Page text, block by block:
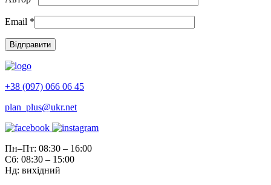
Email *
+38 (097) 066 06 45
plan_plus@ukr.net
Пн–Пт: 08:30 – 16:00
Сб: 08:30 – 15:00
Нд: вихідний